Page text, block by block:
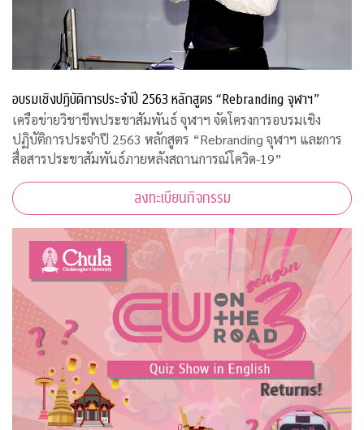
อบรมเชิงปฏิบัติการประจำปี 2563 หลักสูตร “Rebranding จุฬาฯ”
เครือข่ายวิชาชีพประชาสัมพันธ์ จุฬาฯ จัดโครงการอบรมเชิง
ปฏิบัติการประจำปี 2563 หลักสูตร “Rebranding จุฬาฯ และการ
สื่อสารประชาสัมพันธ์ภายหลังสถานการณ์โควิด-19”
ลงทะเบียนกิจกรรม